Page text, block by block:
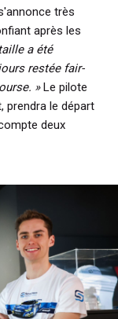
très
après les
a été
restée fair-
»Le pilote
prendra le départ
deux